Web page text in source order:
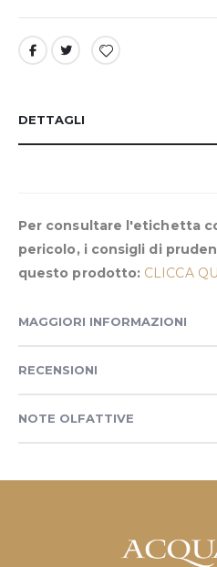
DETTAGLI
Per consultare l'etichetta
pericolo, i consigli di
questo prodotto: CLICCA
MAGGIORI INFORMAZIONI
RECENSIONI
NOTE OLFATTIVE